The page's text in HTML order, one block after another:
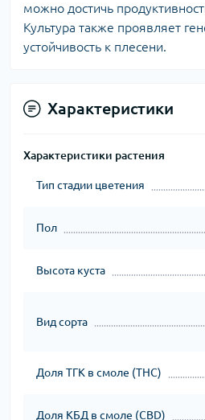
можно достичь
Культура также проявляет
устойчивость к плесени.
Характеристики
Характеристики растения
Тип стадии цветения
Пол
Высота куста
Вид сорта
Доля ТГК в смоле (THC)
Доля КБД в смоле (CBD)